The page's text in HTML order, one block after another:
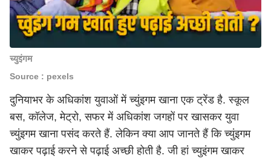
च्युइंगम
Source : pexels
दुनियाभर के अधिकांश युवाओं में च्युंइगम खाना एक ट्रेंड है. स्कूल
बस, कॉलेज, मेट्रो, सफर में अधिकांश जगहों पर खासकर युवा
च्युंइगम खाना पसंद करते हैं. लेकिन क्या आप जानते हैं कि च्युंइगम
खाकर पढ़ाई करने से पढ़ाई अच्छी होती है. जी हां च्युइंगम खाकर